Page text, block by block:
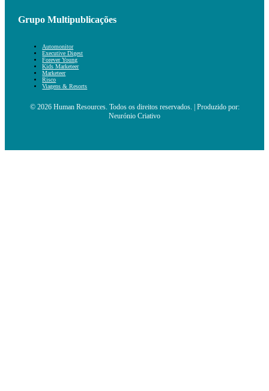
Grupo Multipublicações
Automonitor
Executive Digest
Forever Young
Kids Marketeer
Marketeer
Risco
Viagens & Resorts
© 2026 Human Resources. Todos os direitos reservados. | Produzido por:
Neurónio Criativo